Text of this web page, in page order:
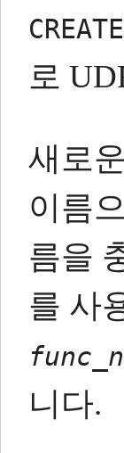
로
새로
이름
름을
를 사
니다.